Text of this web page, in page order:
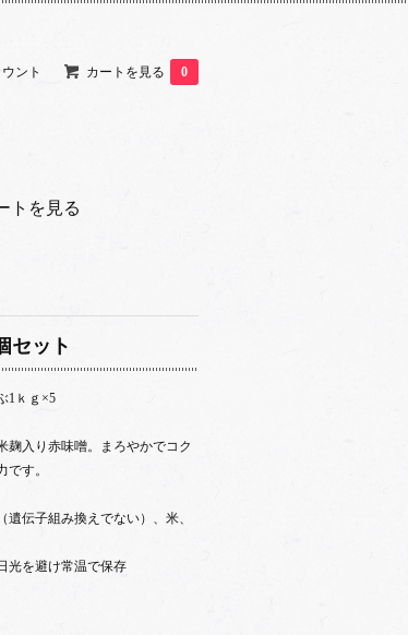
ント カートを見る 0
トを見る
セット
1ｋｇ×5
麹入り赤味噌。まろやかでコク
です。
遺伝子組み換えでない）、米、
光を避け常温で保存